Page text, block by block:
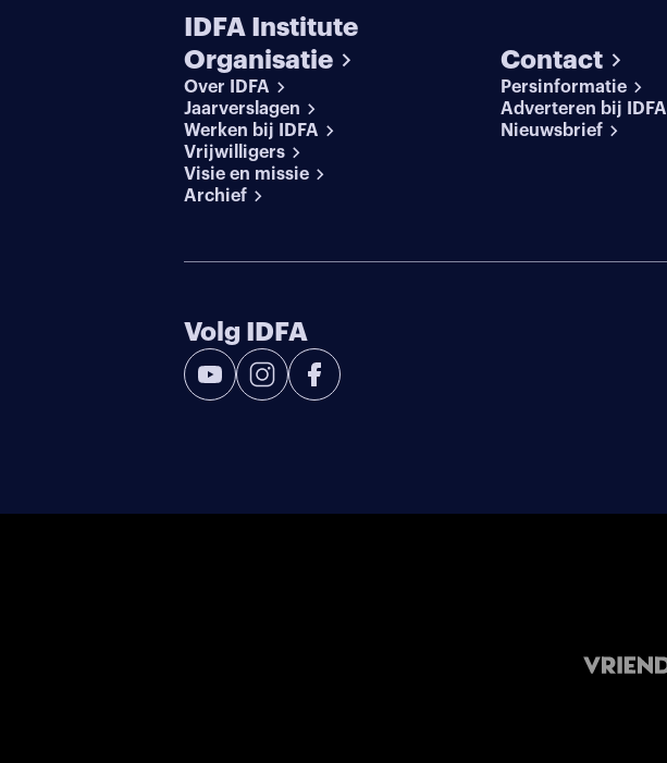
IDFA Institute
Organisatie
Over IDFA
Jaarverslagen
Werken bij IDFA
Vrijwilligers
Visie en missie
Archief
Contact
Persinformatie
Adverteren bij IDFA
Nieuwsbrief
Volg IDFA